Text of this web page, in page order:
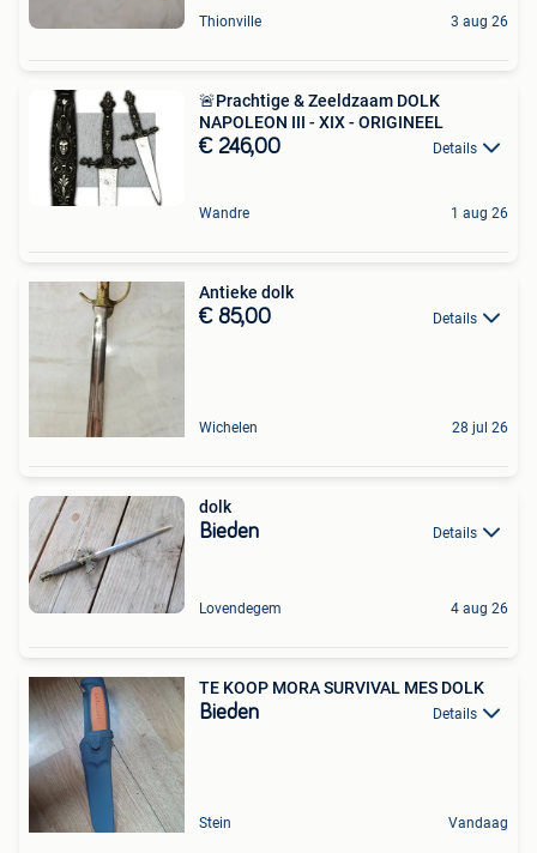
Thionville 3 aug 26
🚨Prachtige & Zeeldzaam DOLK
NAPOLEON III - XIX - ORIGINEEL
€ 246,00 Details
Wandre 1 aug 26
Antieke dolk
€ 85,00 Details
Wichelen 28 jul 26
dolk
Bieden Details
Lovendegem 4 aug 26
TE KOOP MORA SURVIVAL MES DOLK
Bieden Details
Stein Vandaag